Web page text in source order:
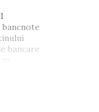
bancare